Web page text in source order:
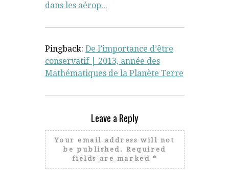
dans les aérop...
Pingback: De l’importance d’être
conservatif | 2013, année des
Mathématiques de la Planète Terre
Leave a Reply
Your email address will not
be published. Required
fields are marked *